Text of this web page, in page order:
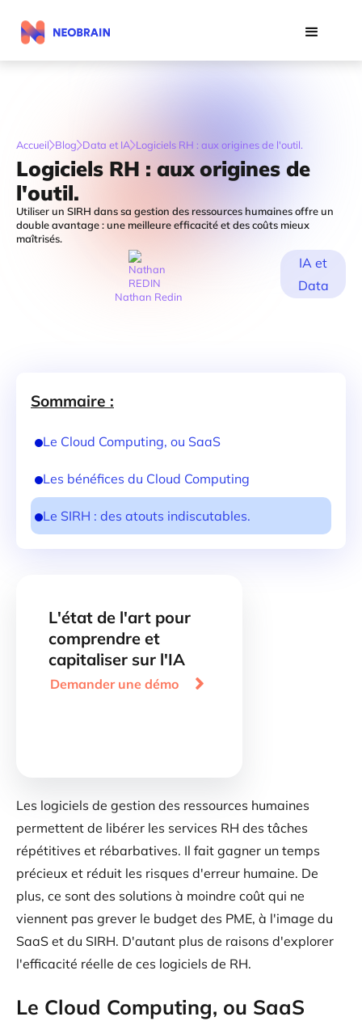
Accueil Blog Data et IA Logiciels RH : aux origines de l'outil.
Logiciels RH : aux origines de
l'outil.
Utiliser un SIRH dans sa gestion des ressources humaines offre un
double avantage : une meilleure efficacité et des coûts mieux
maîtrisés.
Nathan Redin
IA et
Data
Sommaire :
Le Cloud Computing, ou SaaS
Les bénéfices du Cloud Computing
Le SIRH : des atouts indiscutables.
L'état de l'art pour
comprendre et
capitaliser sur l'IA
Demander une démo 
Les logiciels de gestion des ressources humaines
permettent de libérer les services RH des tâches
répétitives et rébarbatives. Il fait gagner un temps
précieux et réduit les risques d'erreur humaine. De
plus, ce sont des solutions à moindre coût qui ne
viennent pas grever le budget des PME, à l'image du
SaaS et du SIRH. D'autant plus de raisons d'explorer
l'efficacité réelle de ces logiciels de RH.
Le Cloud Computing, ou SaaS